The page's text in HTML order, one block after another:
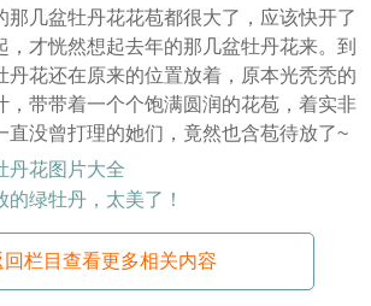
那几盆牡丹花花苞都很大了，应该快开了
，才恍然想起去年的那几盆牡丹花来。到
丹花还在原来的位置放着，原本光秃秃的
，带带着一个个饱满圆润的花苞，着实非
直没曾打理的她们，竟然也含苞待放了~
丹花图片大全
的绿牡丹，太美了！
回栏目查看更多相关内容